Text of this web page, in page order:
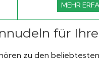
MEHR
für
zu den